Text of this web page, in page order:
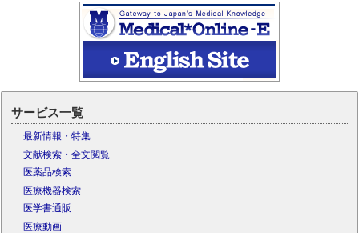
サービス一覧
最新情報・特集
文献検索・全文閲覧
医薬品検索
医療機器検索
医学書通販
医療動画